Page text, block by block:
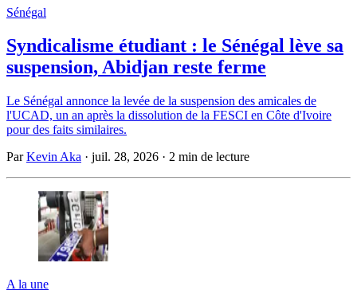
Sénégal
Syndicalisme étudiant : le Sénégal lève sa
suspension, Abidjan reste ferme
Le Sénégal annonce la levée de la suspension des amicales de
l'UCAD, un an après la dissolution de la FESCI en Côte d'Ivoire
pour des faits similaires.
ParKevin Aka · juil. 28, 2026 · 2 min de lecture
A la une